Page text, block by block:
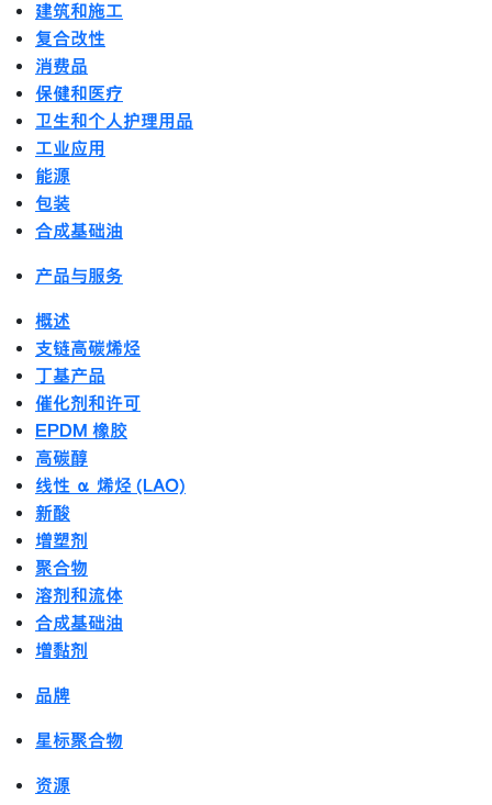
建筑和施工
复合改性
消费品
保健和医疗
卫生和个人护理用品
工业应用
能源
包装
合成基础油
产品与服务
概述
支链高碳烯烃
丁基产品
催化剂和许可
EPDM 橡胶
高碳醇
线性 α 烯烃 (LAO)
新酸
增塑剂
聚合物
溶剂和流体
合成基础油
增黏剂
品牌
星标聚合物
资源